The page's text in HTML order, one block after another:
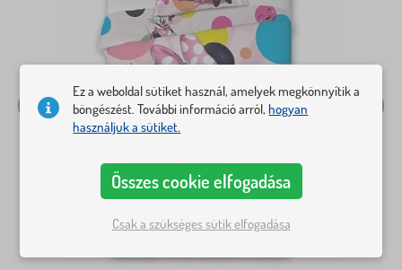
Ez a weboldal sütiket használ, amelyek megkönnyítik a
böngészést. További információ arról,hogyan
használjuk a sütiket.
Összes cookie elfogadása
Csak a szükséges sütik elfogadása